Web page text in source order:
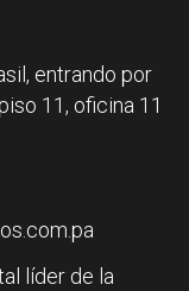
entrando por
11, oficina 11
líder de la